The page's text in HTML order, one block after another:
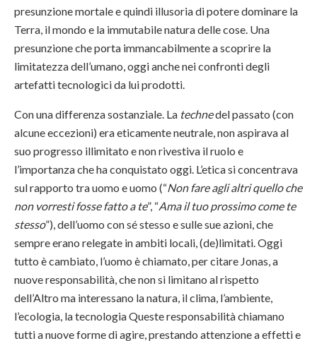
presunzione mortale e quindi illusoria di potere dominare la
Terra, il mondo e la immutabile natura delle cose. Una
presunzione che porta immancabilmente a scoprire la
limitatezza dell’umano, oggi anche nei confronti degli
artefatti tecnologici da lui prodotti.
Con una differenza sostanziale. La technedel passato (con
alcune eccezioni) era eticamente neutrale, non aspirava al
suo progresso illimitato e non rivestiva il ruolo e
l’importanza che ha conquistato oggi. L’etica si concentrava
sul rapporto tra uomo e uomo (“Non fare agli altri quello che
non vorresti fosse fatto a te”, “Ama il tuo prossimo come te
stesso”), dell’uomo con sé stesso e sulle sue azioni, che
sempre erano relegate in ambiti locali, (de)limitati. Oggi
tutto è cambiato, l’uomo è chiamato, per citare Jonas, a
nuove responsabilità, che non si limitano al rispetto
dell’Altro ma interessano la natura, il clima, l’ambiente,
l’ecologia, la tecnologia Queste responsabilità chiamano
tutti a nuove forme di agire, prestando attenzione a effetti e